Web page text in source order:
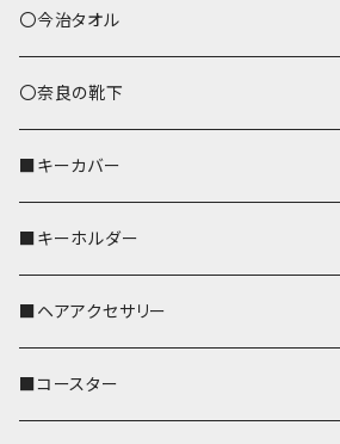
あずまバッグ
トートバッグ（L）
バッグインバッグ
シマエナガ
ハシビロコウ
オカメインコ
歌うオカメちゃん
おかめ３兄弟
セキセイインコ
文鳥
鹿
〇今治タオル
〇奈良の靴下
■キーカバー
■キーホルダー
■ヘアアクセサリー
■コースター